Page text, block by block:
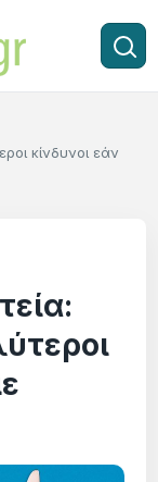
κίνδυνοι εάν